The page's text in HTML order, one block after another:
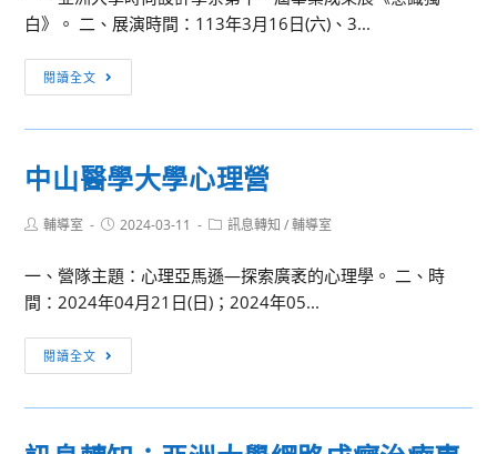
立
臺
範
大
學
辦
113
年
English
普
白》。 二、展演時間：113年3月16日(六)、3...
閱讀全文
洲
大
時
設
學
系
第
畢
中山醫學大學心理營
Post輔導室
Post2024-03-11
Post訊息轉知 / 輔導室
一、營隊主題：心理亞馬遜—探索廣袤的心理學。 二、時
間：2024年04月21日(日)；2024年05...
閱讀全文
山
醫